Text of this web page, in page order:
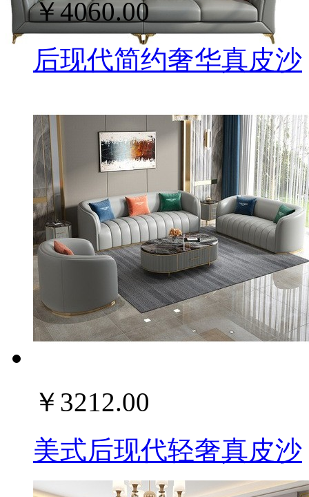
￥4060.00
后现代简约奢华真皮沙
￥3212.00
美式后现代轻奢真皮沙